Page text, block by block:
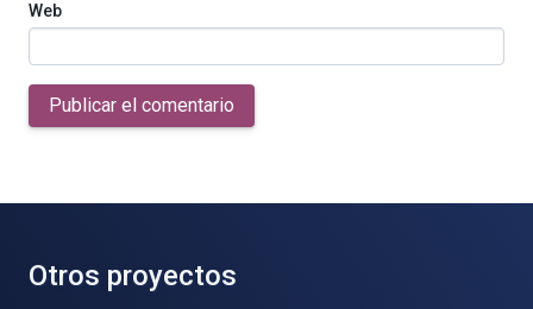
Web
Publicar el comentario
Otros proyectos